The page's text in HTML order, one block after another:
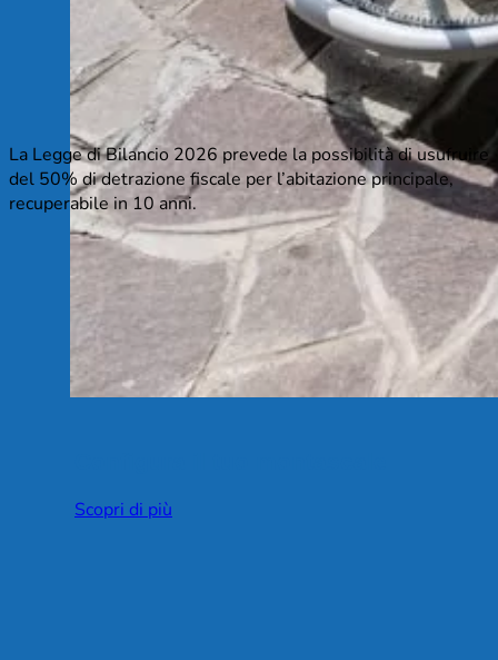
Scopri di più
La Legge di Bilancio 2026 prevede la possibilità di usufruire
del 50% di detrazione fiscale per l’abitazione principale,
recuperabile in 10 anni.